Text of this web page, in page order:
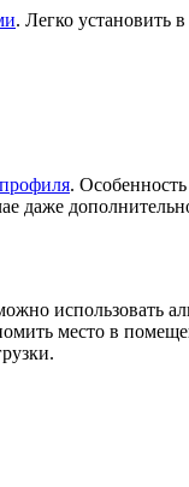
. Легко установить
.
даже
использовать
место в